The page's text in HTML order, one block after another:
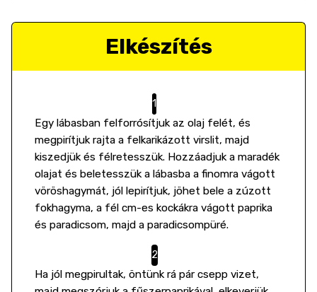
Elkészítés
Egy lábasban felforrósítjuk az olaj felét, és
megpirítjuk rajta a felkarikázott virslit, majd
kiszedjük és félretesszük. Hozzáadjuk a maradék
olajat és beletesszük a lábasba a finomra vágott
vöröshagymát, jól lepirítjuk, jöhet bele a zúzott
fokhagyma, a fél cm-es kockákra vágott paprika
és paradicsom, majd a paradicsompüré.
Ha jól megpirultak, öntünk rá pár csepp vizet,